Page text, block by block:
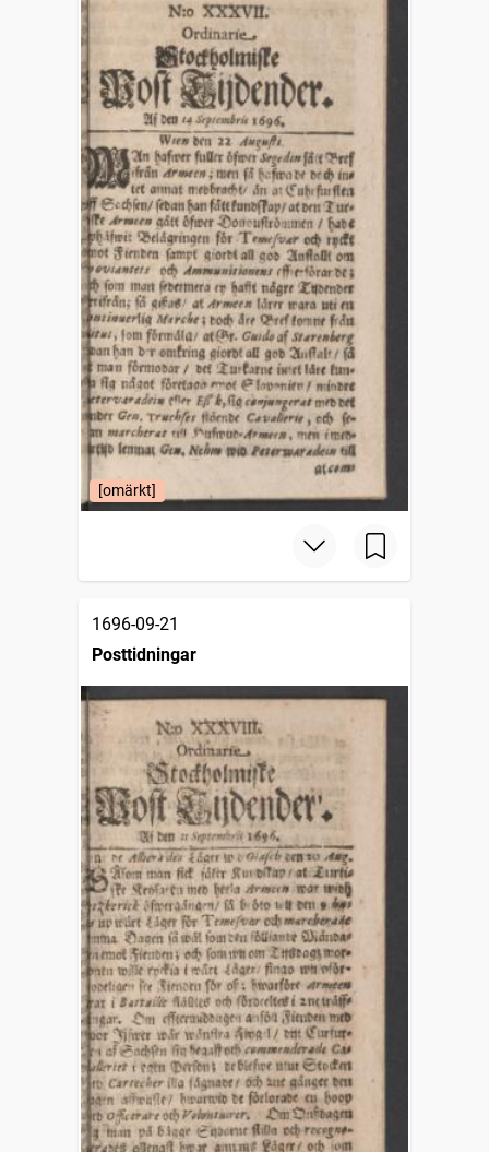
[omärkt]
1696-09-21
Posttidningar